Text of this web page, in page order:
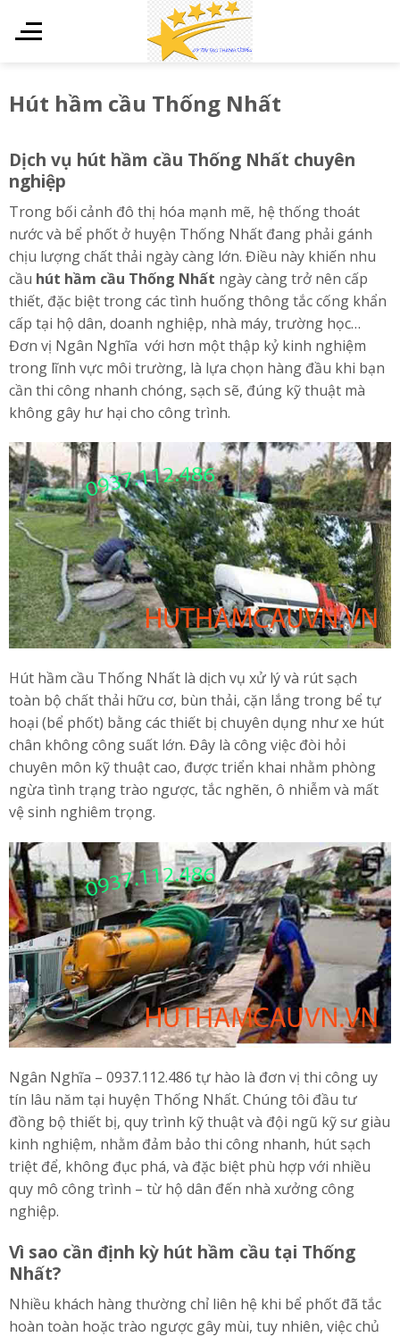
Hút hầm cầu Thống Nhất
Dịch vụ hút hầm cầu Thống Nhất chuyên
nghiệp
Trong bối cảnh đô thị hóa mạnh mẽ, hệ thống thoát
nước và bể phốt ở huyện Thống Nhất đang phải gánh
chịu lượng chất thải ngày càng lớn. Điều này khiến nhu
cầu hút hầm cầu Thống Nhất ngày càng trở nên cấp
thiết, đặc biệt trong các tình huống thông tắc cống khẩn
cấp tại hộ dân, doanh nghiệp, nhà máy, trường học…
Đơn vị Ngân Nghĩa với hơn một thập kỷ kinh nghiệm
trong lĩnh vực môi trường, là lựa chọn hàng đầu khi bạn
cần thi công nhanh chóng, sạch sẽ, đúng kỹ thuật mà
không gây hư hại cho công trình.
Hút hầm cầu Thống Nhất là dịch vụ xử lý và rút sạch
toàn bộ chất thải hữu cơ, bùn thải, cặn lắng trong bể tự
hoại (bể phốt) bằng các thiết bị chuyên dụng như xe hút
chân không công suất lớn. Đây là công việc đòi hỏi
chuyên môn kỹ thuật cao, được triển khai nhằm phòng
ngừa tình trạng trào ngược, tắc nghẽn, ô nhiễm và mất
vệ sinh nghiêm trọng.
Ngân Nghĩa – 0937.112.486 tự hào là đơn vị thi công uy
tín lâu năm tại huyện Thống Nhất. Chúng tôi đầu tư
đồng bộ thiết bị, quy trình kỹ thuật và đội ngũ kỹ sư giàu
kinh nghiệm, nhằm đảm bảo thi công nhanh, hút sạch
triệt để, không đục phá, và đặc biệt phù hợp với nhiều
quy mô công trình – từ hộ dân đến nhà xưởng công
nghiệp.
Vì sao cần định kỳ hút hầm cầu tại Thống
Nhất?
Nhiều khách hàng thường chỉ liên hệ khi bể phốt đã tắc
hoàn toàn hoặc trào ngược gây mùi, tuy nhiên, việc chủ